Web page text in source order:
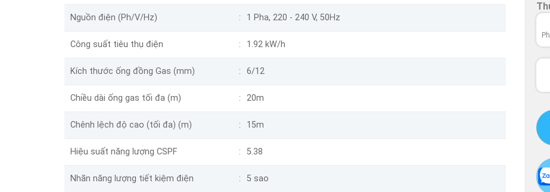
Nguồn điện (Ph/V/Hz) 1 Pha, 220 - 240 V, 50Hz
Công suất tiêu thụ điện 1.92 kW/h
Kích thước ống đồng Gas (mm) 6/12
Chiều dài ống gas tối đa (m) 20m
Chênh lệch độ cao (tối đa) (m) 15m
Hiệu suất năng lượng CSPF 5.38
Nhãn năng lượng tiết kiệm điện 5 sao